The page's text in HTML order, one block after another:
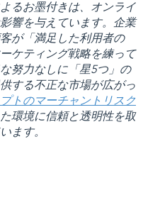
るお墨付きは、オンライ
響を与えています。企業
が「満足した利用者の
ケティング戦略を練って
努力なしに「星5つ」の
する不正な市場が広がっ
トのマーチャントリスク
環境に信頼と透明性を取
ます。